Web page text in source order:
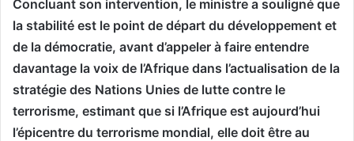
Concluant son intervention, le ministre a souligné que
la stabilité est le point de départ du développement et
de la démocratie, avant d’appeler à faire entendre
davantage la voix de l’Afrique dans l’actualisation de la
stratégie des Nations Unies de lutte contre le
terrorisme, estimant que si l’Afrique est aujourd’hui
l’épicentre du terrorisme mondial, elle doit être au